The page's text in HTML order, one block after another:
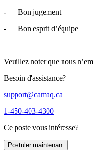
- Bon jugement
- Bon esprit d’équipe
Veuillez noter que nous
Besoin d'assistance?
support@camaq.ca
1-450-403-4300
Ce poste vous intéresse?
Postuler maintenant